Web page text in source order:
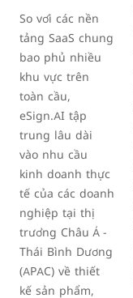
So với các nền
tảng SaaS chung
bao phủ nhiều
khu vực trên
toàn cầu,
eSign.AI tập
trung lâu dài
vào nhu cầu
kinh doanh thực
tế của các doanh
nghiệp tại thị
trường Châu Á -
Thái Bình Dương
(APAC) về thiết
kế sản phẩm,